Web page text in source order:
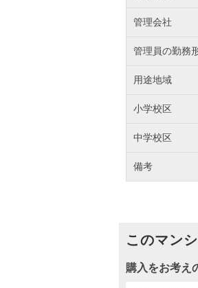
管理会社
管理員の勤務
用途地域
小学校区
中学校区
備考
このマン
購入をお考え